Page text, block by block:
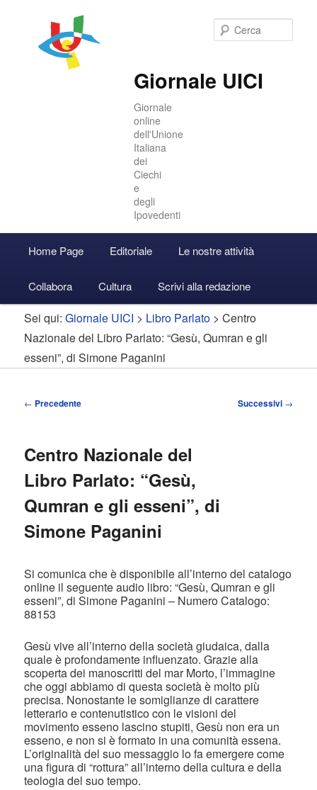
Giornale UICI
Giornale
online
dell'Unione
Italiana
dei
Ciechi
e
degli
Ipovedenti
principale
Vai
al
contenuto
principale
Vai
al
contenuto
secondario
Accedi
Home Page Editoriale Le nostre attività
Collabora Cultura Scrivi alla redazione
Sei qui:Giornale UICI > Libro Parlato > Centro
Nazionale del Libro Parlato: “Gesù, Qumran e gli
esseni”, di Simone Paganini
Navigazione
← Precedente Successivi →
Centro Nazionale del
Libro Parlato: “Gesù,
Qumran e gli esseni”, di
Simone Paganini
Si comunica che è disponibile all’interno del catalogo
online il seguente audio libro: “Gesù, Qumran e gli
esseni”, di Simone Paganini – Numero Catalogo:
88153
Gesù vive all’interno della società giudaica, dalla
quale è profondamente influenzato. Grazie alla
scoperta dei manoscritti del mar Morto, l’immagine
che oggi abbiamo di questa società è molto più
precisa. Nonostante le somiglianze di carattere
letterario e contenutistico con le visioni del
movimento esseno lascino stupiti, Gesù non era un
esseno, e non si è formato in una comunità essena.
L’originalità del suo messaggio lo fa emergere come
una figura di “rottura” all’interno della cultura e della
teologia del suo tempo.